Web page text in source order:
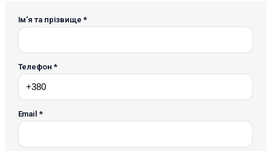
Ім'я та прізвище *
Телефон *
Email *